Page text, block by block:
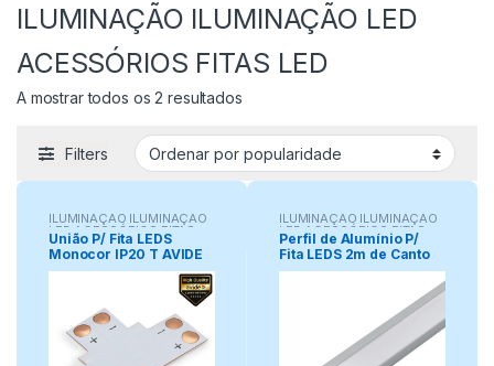
ILUMINAÇÃO ILUMINAÇÃO LED
ACESSÓRIOS FITAS LED
A mostrar todos os 2 resultados
Filters
ILUMINAÇÃO ILUMINAÇÃO
LED ACESSÓRIOS FITAS
LED
União P/ Fita LEDS
Monocor IP20 T AVIDE
ILUMINAÇÃO ILUMINAÇÃO
LED ACESSÓRIOS FITAS
LED
Perfil de Alumínio P/
Fita LEDS 2m de Canto
PROK